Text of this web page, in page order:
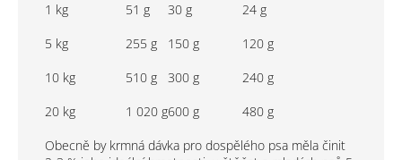
1 kg
51 g 30 g
24 g
5 kg
255 g 150 g
120 g
10 kg
510 g 300 g
240 g
20 kg
1 020 g600 g
480 g
Obecně by krmná dávka pro dospělého psa měla činit